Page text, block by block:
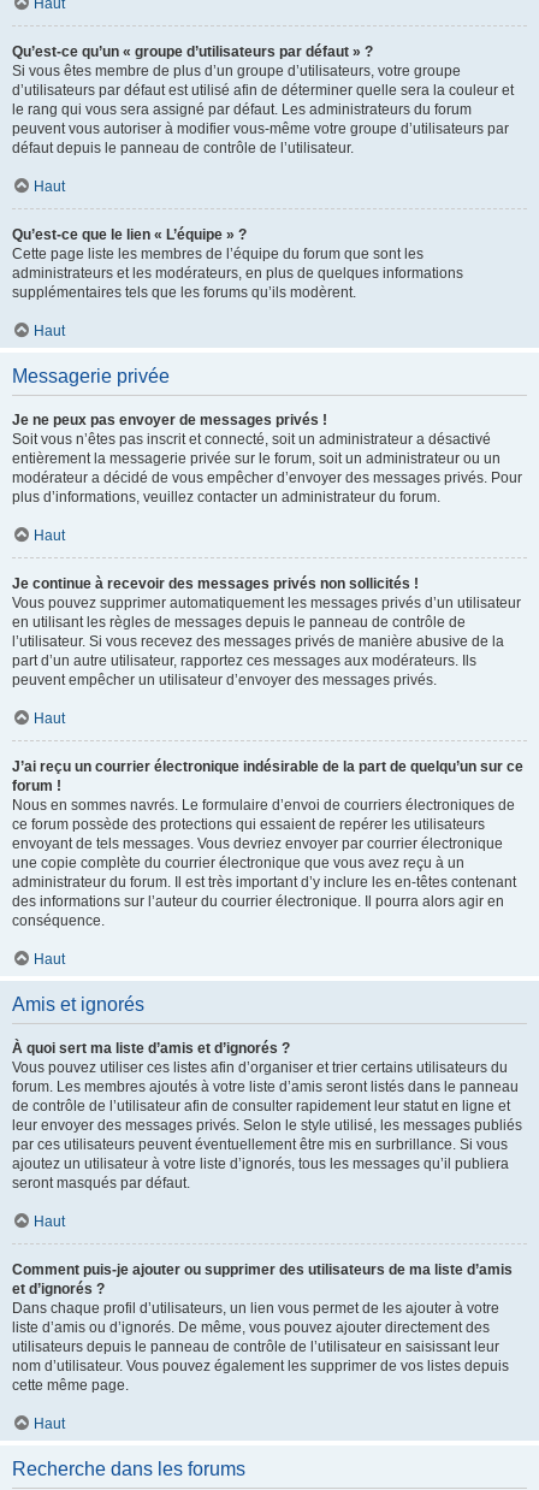
Haut
Qu’est-ce qu’un « groupe d’utilisateurs par défaut » ?
Si vous êtes membre de plus d’un groupe d’utilisateurs, votre groupe
d’utilisateurs par défaut est utilisé afin de déterminer quelle sera la couleur et
le rang qui vous sera assigné par défaut. Les administrateurs du forum
peuvent vous autoriser à modifier vous-même votre groupe d’utilisateurs par
défaut depuis le panneau de contrôle de l’utilisateur.
Haut
Qu’est-ce que le lien « L’équipe » ?
Cette page liste les membres de l’équipe du forum que sont les
administrateurs et les modérateurs, en plus de quelques informations
supplémentaires tels que les forums qu’ils modèrent.
Haut
Messagerie privée
Je ne peux pas envoyer de messages privés !
Soit vous n’êtes pas inscrit et connecté, soit un administrateur a désactivé
entièrement la messagerie privée sur le forum, soit un administrateur ou un
modérateur a décidé de vous empêcher d’envoyer des messages privés. Pour
plus d’informations, veuillez contacter un administrateur du forum.
Haut
Je continue à recevoir des messages privés non sollicités !
Vous pouvez supprimer automatiquement les messages privés d’un utilisateur
en utilisant les règles de messages depuis le panneau de contrôle de
l’utilisateur. Si vous recevez des messages privés de manière abusive de la
part d’un autre utilisateur, rapportez ces messages aux modérateurs. Ils
peuvent empêcher un utilisateur d’envoyer des messages privés.
Haut
J’ai reçu un courrier électronique indésirable de la part de quelqu’un sur ce
forum !
Nous en sommes navrés. Le formulaire d’envoi de courriers électroniques de
ce forum possède des protections qui essaient de repérer les utilisateurs
envoyant de tels messages. Vous devriez envoyer par courrier électronique
une copie complète du courrier électronique que vous avez reçu à un
administrateur du forum. Il est très important d’y inclure les en-têtes contenant
des informations sur l’auteur du courrier électronique. Il pourra alors agir en
conséquence.
Haut
Amis et ignorés
À quoi sert ma liste d’amis et d’ignorés ?
Vous pouvez utiliser ces listes afin d’organiser et trier certains utilisateurs du
forum. Les membres ajoutés à votre liste d’amis seront listés dans le panneau
de contrôle de l’utilisateur afin de consulter rapidement leur statut en ligne et
leur envoyer des messages privés. Selon le style utilisé, les messages publiés
par ces utilisateurs peuvent éventuellement être mis en surbrillance. Si vous
ajoutez un utilisateur à votre liste d’ignorés, tous les messages qu’il publiera
seront masqués par défaut.
Haut
Comment puis-je ajouter ou supprimer des utilisateurs de ma liste d’amis
et d’ignorés ?
Dans chaque profil d’utilisateurs, un lien vous permet de les ajouter à votre
liste d’amis ou d’ignorés. De même, vous pouvez ajouter directement des
utilisateurs depuis le panneau de contrôle de l’utilisateur en saisissant leur
nom d’utilisateur. Vous pouvez également les supprimer de vos listes depuis
cette même page.
Haut
Recherche dans les forums